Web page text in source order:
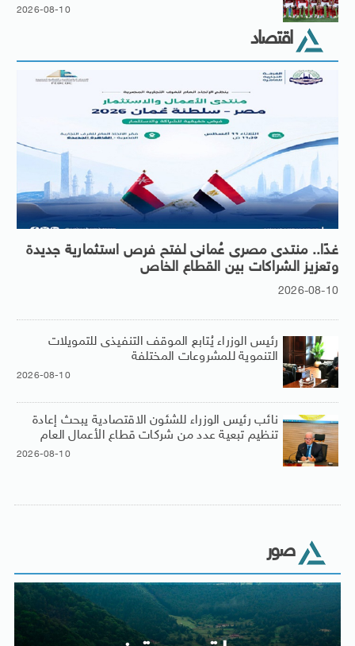
2026-08-10
اقتصاد
غدًا.. منتدى مصرى عُمانى لفتح فرص استثمارية جديدة
وتعزيز الشراكات بين القطاع الخاص
2026-08-10
رئيس الوزراء يُتابع الموقف التنفيذى للتمويلات
التنموية للمشروعات المختلفة
2026-08-10
نائب رئيس الوزراء للشئون الاقتصادية يبحث إعادة
تنظيم تبعية عدد من شركات قطاع الأعمال العام
2026-08-10
صور